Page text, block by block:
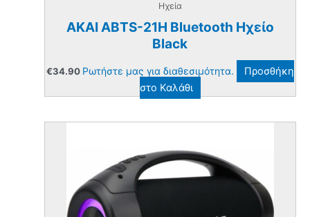
Ηχεία
AKAI ABTS-21H Bluetooth Ηχείο
Black
€34.90 Ρωτήστε μας για διαθεσιμότητα.
Προσθήκη
στο Καλάθι